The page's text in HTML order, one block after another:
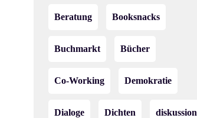
Beratung Booksnacks
Buchmarkt Bücher
Co-Working Demokratie
Dialoge Dichten diskussion